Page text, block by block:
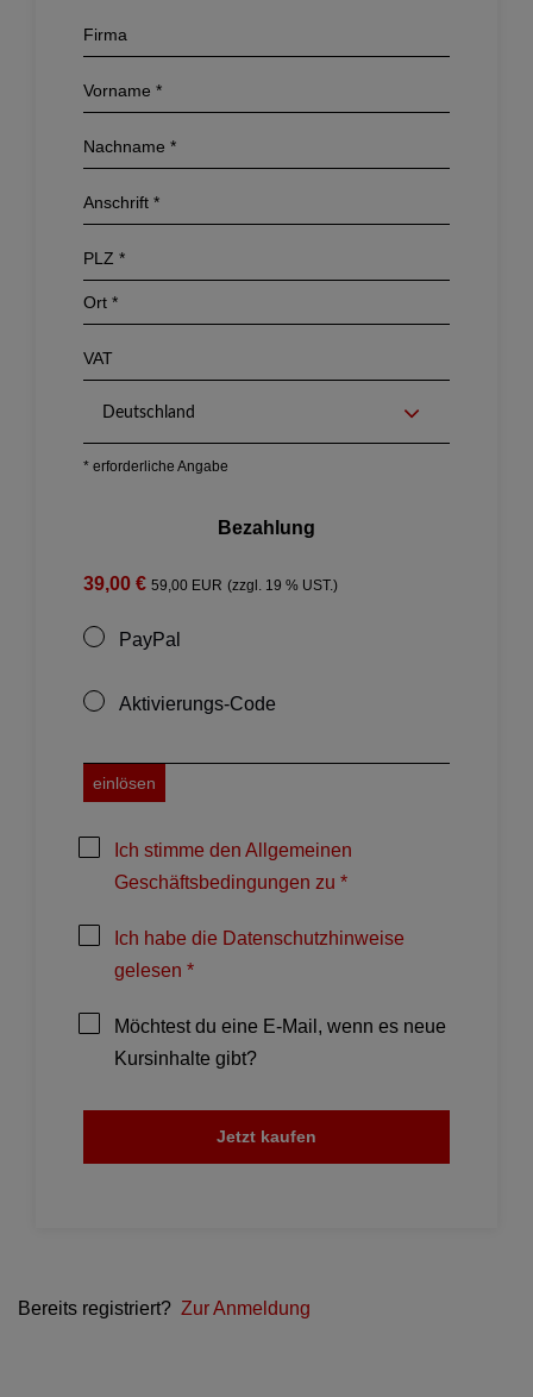
Deutschland
* erforderliche Angabe
Bezahlung
39,00 € 59,00 EUR (zzgl. 19 % UST.)
PayPal
Aktivierungs-Code
einlösen
Ich stimme den Allgemeinen
Geschäftsbedingungen zu *
Ich habe die Datenschutzhinweise
gelesen *
Möchtest du eine E-Mail, wenn es neue
Kursinhalte gibt?
Jetzt kaufen
Bereits registriert? Zur Anmeldung